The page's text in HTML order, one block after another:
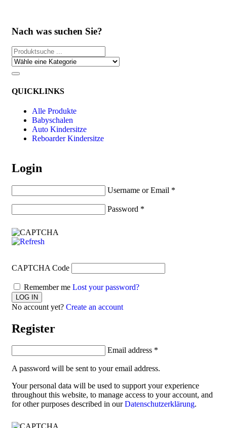
Nach was suchen Sie?
QUICKLINKS
Alle Produkte
Babyschalen
Auto Kindersitze
Reboarder Kindersitze
Login
Username or Email *
Password *
CAPTCHA Code
Remember me Lost your password?
No account yet? Create an account
Register
Email address *
A password will be sent to your email address.
Your personal data will be used to support your experience
throughout this website, to manage access to your account, and
for other purposes described in ourDatenschutzerklärung.